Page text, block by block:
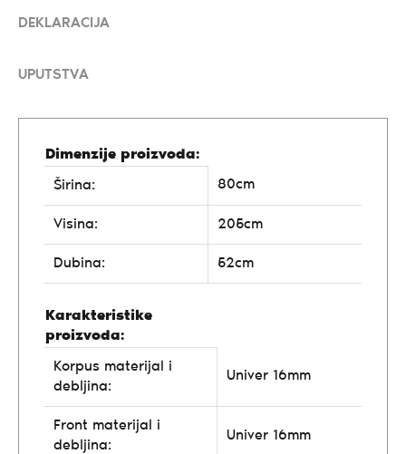
DEKLARACIJA
UPUTSTVA
Dimenzije proizvoda:
Širina:
80cm
Visina: 205cm
Dubina: 52cm
Karakteristike
proizvoda:
Korpus materijal i
debljina:
Univer 16mm
Front materijal i
debljina:
Univer 16mm